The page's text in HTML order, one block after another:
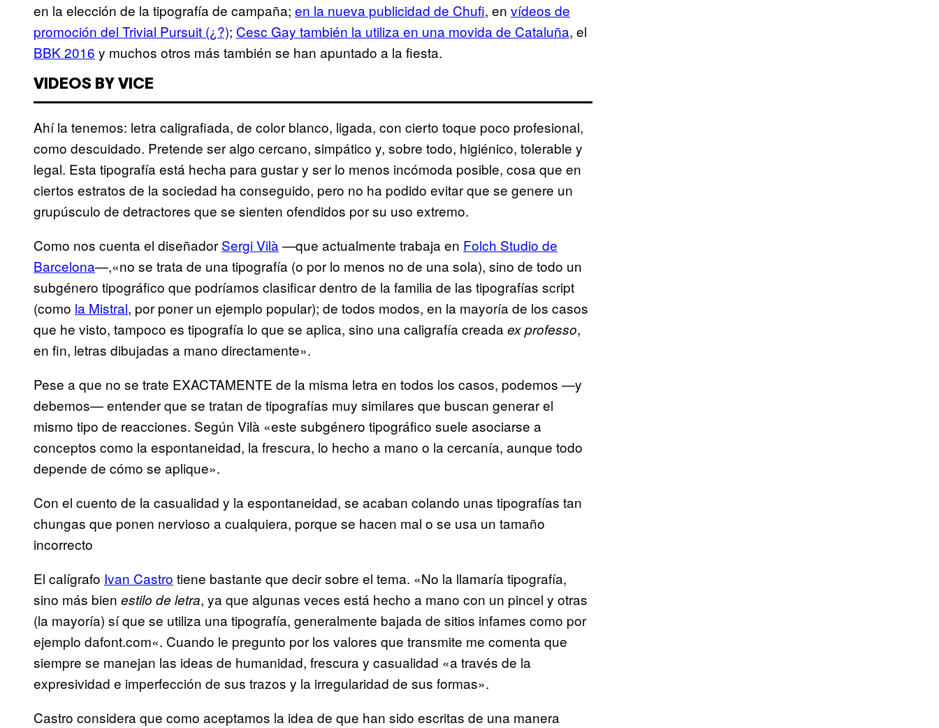
en la elección de la tipografía de campaña; en la nueva publicidad de Chufi, en vídeos de
promoción del Trivial Pursuit (¿?); Cesc Gay también la utiliza en una movida de Cataluña, el
BBK 2016 y muchos otros más también se han apuntado a la fiesta.
VIDEOS BY VICE
Ahí la tenemos: letra caligrafiada, de color blanco, ligada, con cierto toque poco profesional,
como descuidado. Pretende ser algo cercano, simpático y, sobre todo, higiénico, tolerable y
legal. Esta tipografía está hecha para gustar y ser lo menos incómoda posible, cosa que en
ciertos estratos de la sociedad ha conseguido, pero no ha podido evitar que se genere un
grupúsculo de detractores que se sienten ofendidos por su uso extremo.
Como nos cuenta el diseñador Sergi Vilà —que actualmente trabaja en Folch Studio de
Barcelona—,«no se trata de una tipografía (o por lo menos no de una sola), sino de todo un
subgénero tipográfico que podríamos clasificar dentro de la familia de las tipografías script
(como la Mistral, por poner un ejemplo popular); de todos modos, en la mayoría de los casos
que he visto, tampoco es tipografía lo que se aplica, sino una caligrafía creada ex professo,
en fin, letras dibujadas a mano directamente».
Pese a que no se trate EXACTAMENTE de la misma letra en todos los casos, podemos —y
debemos— entender que se tratan de tipografías muy similares que buscan generar el
mismo tipo de reacciones. Según Vilà «este subgénero tipográfico suele asociarse a
conceptos como la espontaneidad, la frescura, lo hecho a mano o la cercanía, aunque todo
depende de cómo se aplique».
Con el cuento de la casualidad y la espontaneidad, se acaban colando unas tipografías tan
chungas que ponen nervioso a cualquiera, porque se hacen mal o se usa un tamaño
incorrecto
El calígrafo Ivan Castro tiene bastante que decir sobre el tema. «No la llamaría tipografía,
sino más bien estilo de letra, ya que algunas veces está hecho a mano con un pincel y otras
(la mayoría) sí que se utiliza una tipografía, generalmente bajada de sitios infames como por
ejemplo dafont.com«. Cuando le pregunto por los valores que transmite me comenta que
siempre se manejan las ideas de humanidad, frescura y casualidad «a través de la
expresividad e imperfección de sus trazos y la irregularidad de sus formas».
Castro considera que como aceptamos la idea de que han sido escritas de una manera